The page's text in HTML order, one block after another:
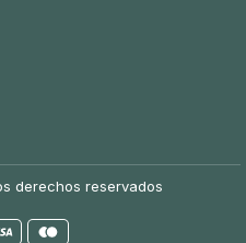
derechos reservados